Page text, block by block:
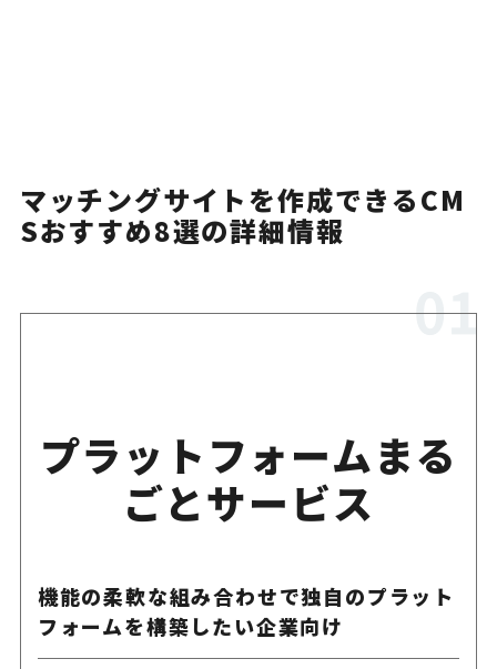
マッチングサイトを作成できるCM
Sおすすめ8選の詳細情報
プラットフォームまる
ごとサービス
機能の柔軟な組み合わせで独自のプラット
フォームを構築したい企業向け